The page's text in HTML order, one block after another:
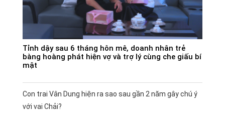
Tỉnh dậy sau 6 tháng hôn mê, doanh nhân trẻ
bàng hoàng phát hiện vợ và trợ lý cùng che giấu bí
mật
Con trai Vân Dung hiện ra sao sau gần 2 năm gây chú ý
với vai Chải?